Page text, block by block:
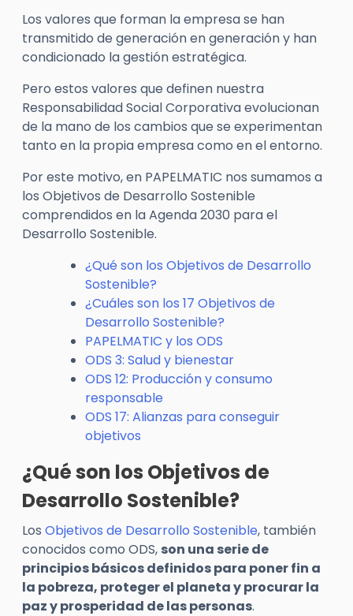
Los valores que forman la empresa se han
transmitido de generación en generación y han
condicionado la gestión estratégica.
Pero estos valores que definen nuestra
Responsabilidad Social Corporativa evolucionan
de la mano de los cambios que se experimentan
tanto en la propia empresa como en el entorno.
Por este motivo, en PAPELMATIC nos sumamos a
los Objetivos de Desarrollo Sostenible
comprendidos en la Agenda 2030 para el
Desarrollo Sostenible.
¿Qué son los Objetivos de Desarrollo
Sostenible?
¿Cuáles son los 17 Objetivos de
Desarrollo Sostenible?
PAPELMATIC y los ODS
ODS 3: Salud y bienestar
ODS 12: Producción y consumo
responsable
ODS 17: Alianzas para conseguir
objetivos
¿Qué son los Objetivos de
Desarrollo Sostenible?
Los Objetivos de Desarrollo Sostenible, también
conocidos como ODS, son una serie de
principios básicos definidos para poner fin a
la pobreza, proteger el planeta y procurar la
paz y prosperidad de las personas.